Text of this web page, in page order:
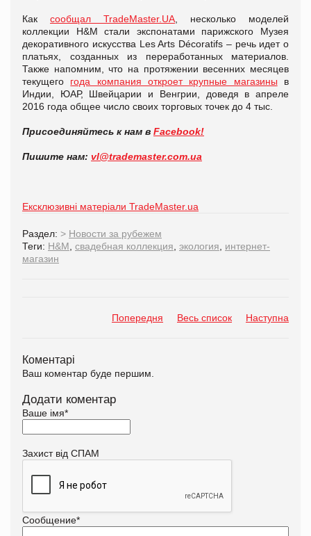
Как сообщал TradeMaster.UA , несколько моделей
коллекции H&M стали экспонатами парижского Музея
декоративного искусства Les Arts Décoratifs – речь идет о
платьях, созданных из переработанных материалов.
Также напомним, что на протяжении весенних месяцев
текущего года компания откроет крупные магазины в
Индии, ЮАР, Швейцарии и Венгрии, доведя в апреле
2016 года общее число своих торговых точек до 4 тыс.
Присоединяйтесь к нам в Facebook!
Пишите нам: vl@trademaster.com.ua
Ексклюзивні матеріали TradeMaster.ua
Раздел: > Новости за рубежем
Теги: H&M свадебная коллекция экология
интернет-
магазин
Попередня Весь список Наступна
Коментарі
Ваш коментар буде першим.
Додати коментар
Ваше імя*
Захист від СПАМ
Сообщение*